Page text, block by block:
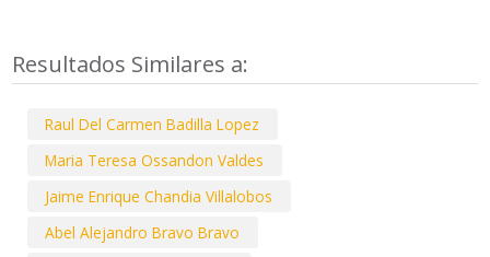
Resultados Similares a:
Raul Del Carmen Badilla Lopez
Maria Teresa Ossandon Valdes
Jaime Enrique Chandia Villalobos
Abel Alejandro Bravo Bravo